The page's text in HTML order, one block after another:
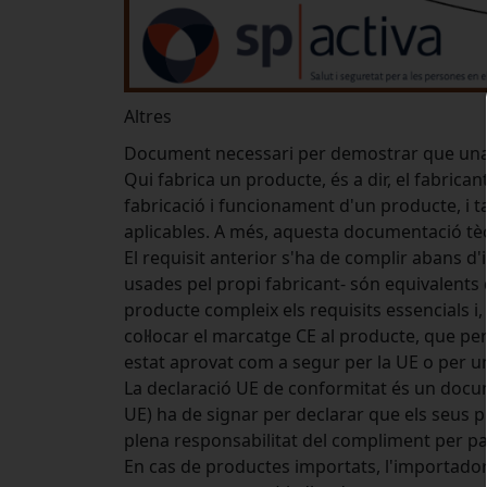
Altres
Document necessari per demostrar que
Qui fabrica un producte, és a dir, el
fabricació i funcionament d'un producte, i
aplicables. A més, aquesta documentació
El requisit anterior s'ha de complir abans
usades pel propi fabricant- són
producte compleix els requisits essencials
col·locar el marcatge CE al producte, que
estat aprovat com a segur per la UE o per
La declaració UE de conformitat és un
UE) ha de signar per declarar que els
plena responsabilitat del compliment per
En cas de productes importats,